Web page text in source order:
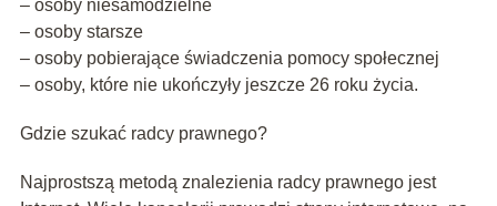
– osoby niesamodzielne
– osoby starsze
– osoby pobierające świadczenia pomocy społecznej
– osoby, które nie ukończyły jeszcze 26 roku życia.
Gdzie szukać radcy prawnego?
Najprostszą metodą znalezienia radcy prawnego jest